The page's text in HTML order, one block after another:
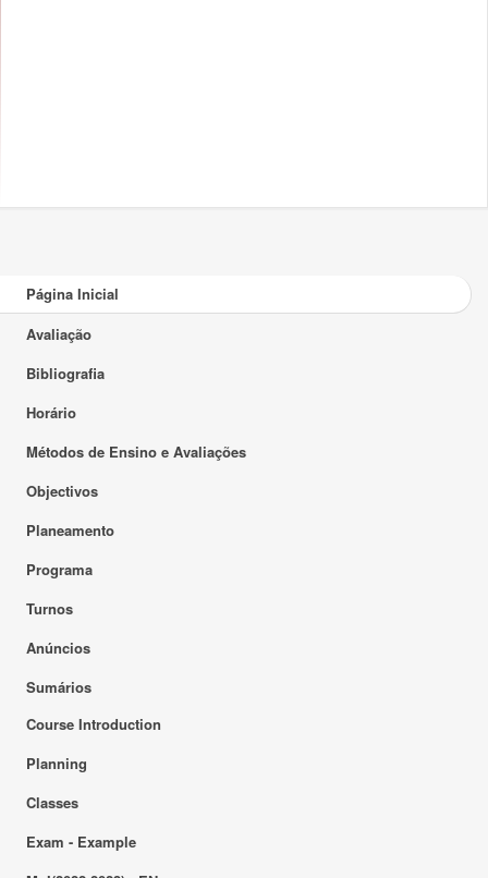
Página Inicial
Avaliação
Bibliografia
Horário
Métodos de Ensino e Avaliações
Objectivos
Planeamento
Programa
Turnos
Anúncios
Sumários
Course Introduction
Planning
Classes
Exam - Example